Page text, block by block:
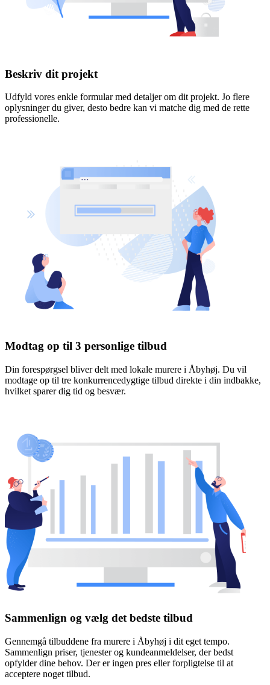
Beskriv dit projekt
Udfyld vores enkle formular med detaljer om dit projekt. Jo flere
oplysninger du giver, desto bedre kan vi matche dig med de rette
professionelle.
Modtag op til 3 personlige tilbud
Din forespørgsel bliver delt med lokale murere i Åbyhøj. Du vil
modtage op til tre konkurrencedygtige tilbud direkte i din indbakke,
hvilket sparer dig tid og besvær.
Sammenlign og vælg det bedste tilbud
Gennemgå tilbuddene fra murere i Åbyhøj i dit eget tempo.
Sammenlign priser, tjenester og kundeanmeldelser, der bedst
opfylder dine behov. Der er ingen pres eller forpligtelse til at
acceptere noget tilbud.